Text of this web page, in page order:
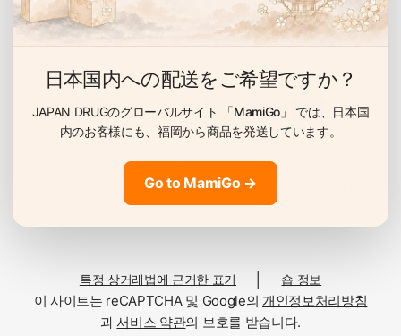
크리스탈·오렌지·딸기·머스캣 4가지 플레이버가 들어 있습
니다. 질리지 않고 즐길 수 있는 다양성이 인기입니다.
04｜의료 현장에서 50년 이상의 실적
마비 브랜드는 1971년 창업. 병원 급식·영양 지도에서 채용
되어 온 안심·안전한 감미료의 실적에 뒷받침된 품질입니다.
원재료·영양성분
크리
스탈
환원 맥아당 수액(국내 제조), 다시마 추출물／향료
日本国内への配送をご希望ですか？
JAPAN DRUGのグローバルサイト 「MamiGo」
では、日本国
内のお客様にも、福岡から商品を発送しています。
Go to MamiGo →
이
일
국
가
/
경
© 2026 Japan Drug, All rights reserved. Powered by Shopify
특정 상거래법에 근거한 표기 숍 정보
이 사이트는 reCAPTCHA 및 Google의 개인정보처리방침
과서비스 약관의 보호를 받습니다.